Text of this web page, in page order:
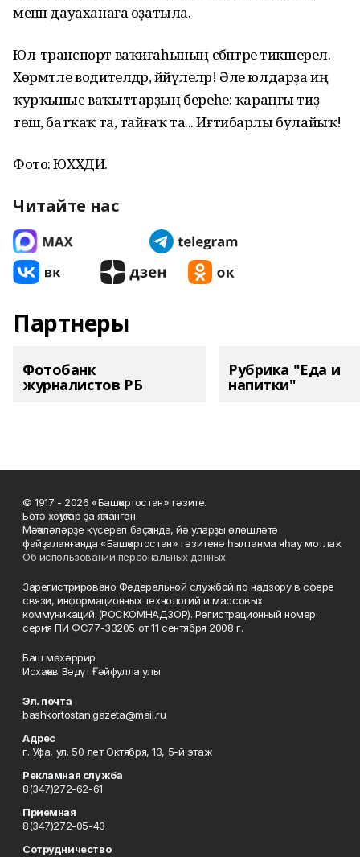
менән дауаханаға оҙатыла.
Юл-транспорт ваҡиғаһының сәбәптәре тикшерелә.
Хөрмәтле водителдәр, йәйәүлеләр! Әле юлдарҙа иң
ҡурҡыныс ваҡыттарҙың береһе: ҡараңғы тиҙ
төшә, батҡаҡ та, тайғаҡ та... Иғтибарлы булайыҡ!
Фото: ЮХХДИ.
Читайте нас
Партнеры
Фотобанк
журналистов РБ
Рубрика "Еда и
напитки"
© 1917 - 2026 «Башҡортостан» гәзите.
Бөтә хоҡуҡтар ҙа яҡланған.
Мәҡәләләрҙе күсереп баҫҡанда, йә уларҙы өлөшләтә
файҙаланғанда «Башҡортостан» гәзитенә һылтанма яһау мотлаҡ.
Об использовании персональных данных
Зарегистрировано Федеральной службой по надзору в сфере
связи, информационных технологий и массовых
коммуникаций (РОСКОМНАДЗОР). Регистрационный номер:
серия ПИ ФС77-33205 от 11 сентября 2008 г.
Баш мөхәррир
Исхаҡов Вәдүт Ғәйфулла улы
Эл. почта
bashkortostan.gazeta@mail.ru
Адрес
г. Уфа, ул. 50 лет Октября, 13, 5-й этаж
Рекламная служба
8(347)272-62-61
Приемная
8(347)272-05-43
Сотрудничество